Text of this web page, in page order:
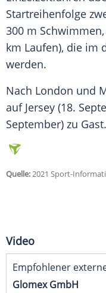
Startreihenfolge
300 m Schwimmen
km Laufen), die im
werden.
Nach London und
auf Jersey (18.
September) zu Gast.
Quelle:2021 Sport-
Video
Empfohlener
Glomex GmbH